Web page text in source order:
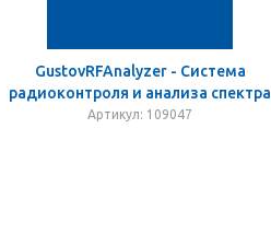
GustovRFAnalyzer - Система
радиоконтроля и анализа спектра
Артикул: 109047